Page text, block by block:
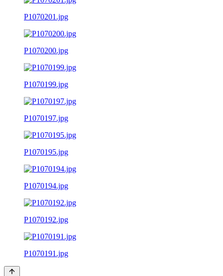
P1070201.jpg
P1070200.jpg
P1070199.jpg
P1070197.jpg
P1070195.jpg
P1070194.jpg
P1070192.jpg
P1070191.jpg